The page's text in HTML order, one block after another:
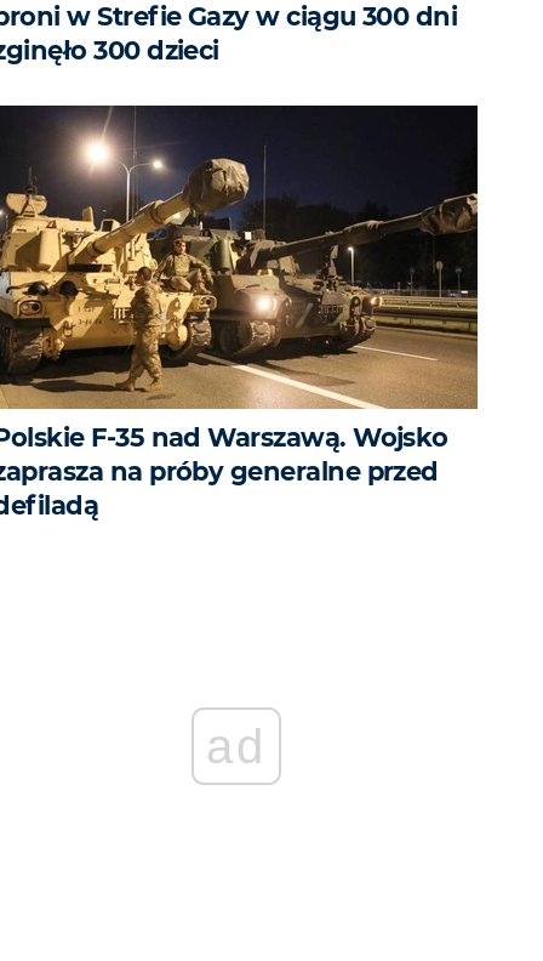
w Strefie Gazy w ciągu 300 dni
300 dzieci
F-35 nad Warszawą. Wojsko
na próby generalne przed
ad